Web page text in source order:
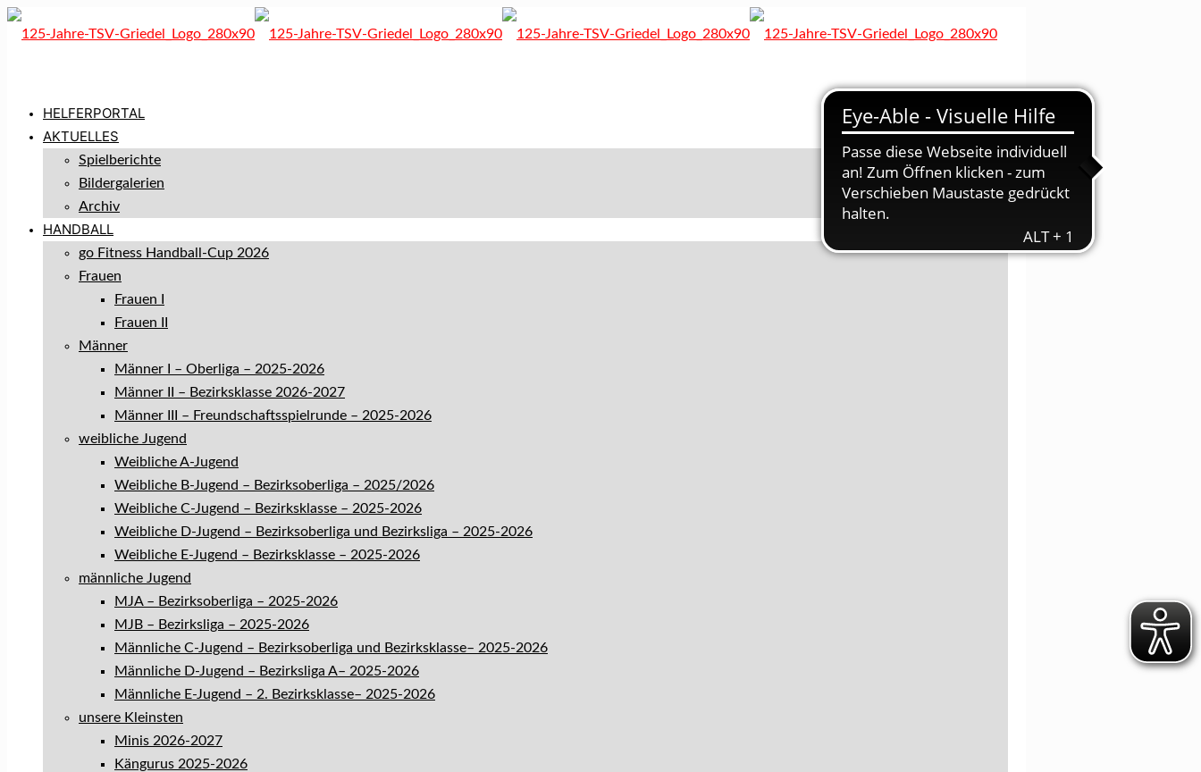
HELFERPORTAL
AKTUELLES
Spielberichte
Bildergalerien
Archiv
HANDBALL
go Fitness Handball-Cup 2026
Frauen
Frauen I
Frauen II
Männer
Männer I – Oberliga – 2025-2026
Männer II – Bezirksklasse 2026-2027
Männer III – Freundschaftsspielrunde – 2025-2026
weibliche Jugend
Weibliche A-Jugend
Weibliche B-Jugend – Bezirksoberliga – 2025/2026
Weibliche C-Jugend – Bezirksklasse – 2025-2026
Weibliche D-Jugend – Bezirksoberliga und Bezirksliga – 2025-2026
Weibliche E-Jugend – Bezirksklasse – 2025-2026
männliche Jugend
MJA – Bezirksoberliga – 2025-2026
MJB – Bezirksliga – 2025-2026
Männliche C-Jugend – Bezirksoberliga und Bezirksklasse– 2025-2026
Männliche D-Jugend – Bezirksliga A– 2025-2026
Männliche E-Jugend – 2. Bezirksklasse– 2025-2026
unsere Kleinsten
Minis 2026-2027
Kängurus 2025-2026